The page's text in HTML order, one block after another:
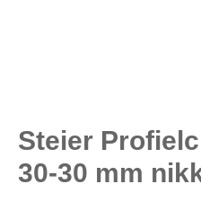
Steier
30-30 mm